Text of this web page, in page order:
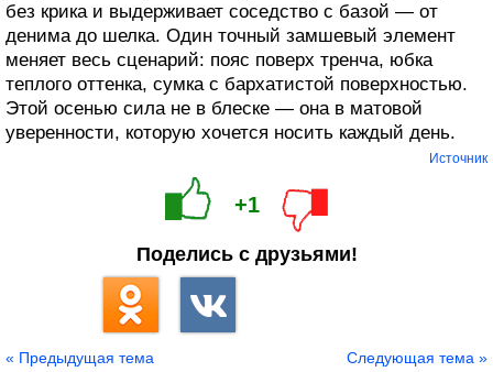
без крика и выдерживает соседство с базой — от
денима до шелка. Один точный замшевый элемент
меняет весь сценарий: пояс поверх тренча, юбка
теплого оттенка, сумка с бархатистой поверхностью.
Этой осенью сила не в блеске — она в матовой
уверенности, которую хочется носить каждый день.
Источник
+1
Поделись с друзьями!
« Предыдущая тема Следующая тема »